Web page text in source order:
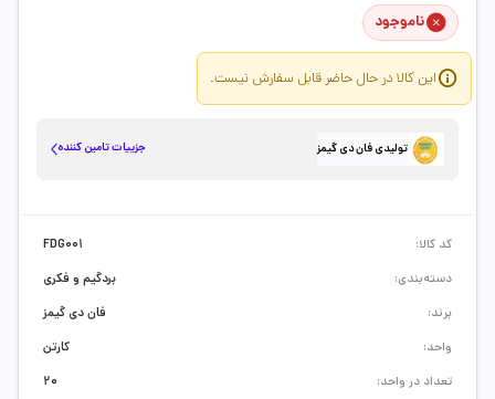
ناموجود
این کالا در حال حاضر قابل سفارش نیست.
تولیدی فان دی گیمز جزییات تامین کننده
کد کالا:
FDG001
دسته‌بندی:
بردگیم و فکری
برند:
فان دی گیمز
واحد:
کارتن
تعداد در واحد:
20